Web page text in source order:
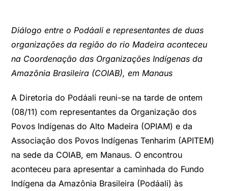
Diálogo entre o Podáali e representantes de duas
organizações da região do rio Madeira aconteceu
na Coordenação das Organizações Indígenas da
Amazônia Brasileira (COIAB), em Manaus
A Diretoria do Podáali reuni-se na tarde de ontem
(08/11) com representantes da Organização dos
Povos Indígenas do Alto Madeira (OPIAM) e da
Associação dos Povos Indígenas Tenharim (APITEM)
na sede da COIAB, em Manaus. O encontrou
aconteceu para apresentar a caminhada do Fundo
Indígena da Amazônia Brasileira (Podáali) às